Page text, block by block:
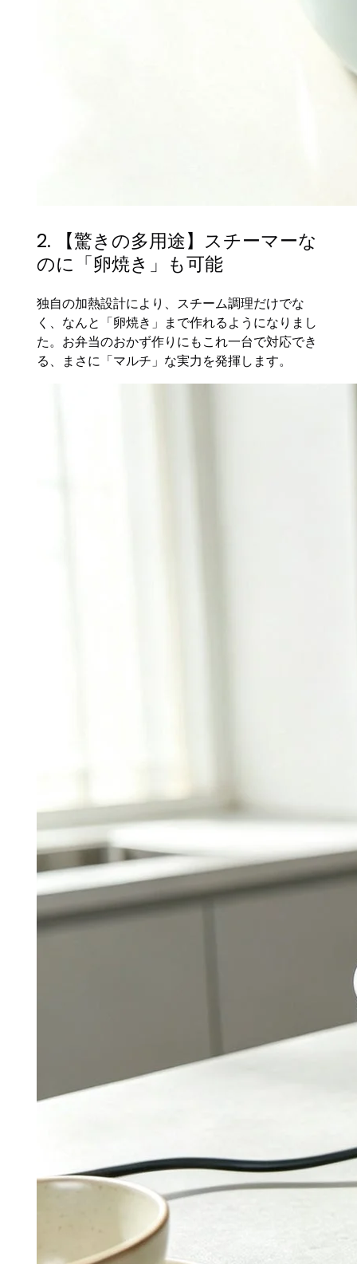
2. 【驚きの多用途】スチーマーな
のに「卵焼き」も可能
独自の加熱設計により、スチーム調理だけでな
く、なんと「卵焼き」まで作れるようになりまし
た。お弁当のおかず作りにもこれ一台で対応でき
る、まさに「マルチ」な実力を発揮します。